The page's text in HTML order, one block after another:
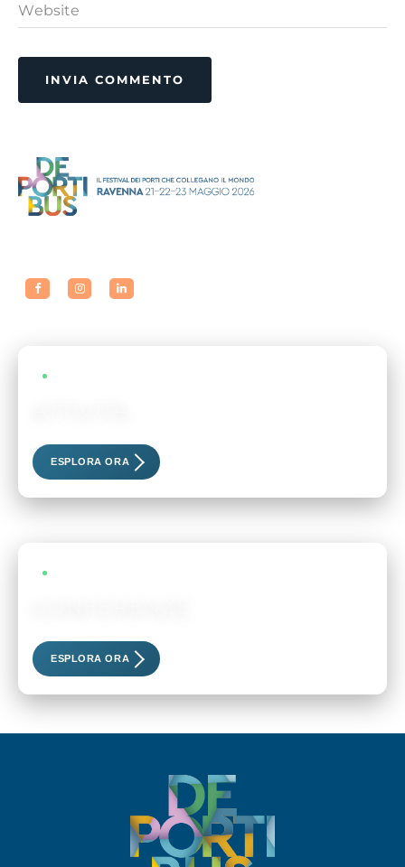
Website
INVIA COMMENTO
ESPLORA ORA
ESPLORA ORA